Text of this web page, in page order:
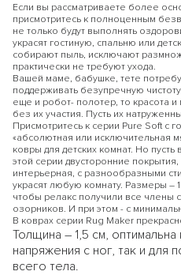
Если вы рассматриваете более
присмотритесь к полноценным
не только будут выполнять
украсят гостиную, спальню или
собирают пыль, исключают
практически не требуют ухода.
Вашей маме, бабушке, тете
поддерживать безупречную
еще и робот- полотер, то красота
без их участия. Пусть их
Присмотритесь к серии Pure Soft с
«абсолютная или исключительная
ковры для детских комнат. Но
этой серии двусторонние
интерьерная, с разнообразными
украсят любую комнату. Размеры –
чтобы релакс получили все члены
озорников. И при этом - с
В коврах серии Rug Maker
Толщина – 1,5 см, оптимальна
напряжения с ног, так и для
всего тела.